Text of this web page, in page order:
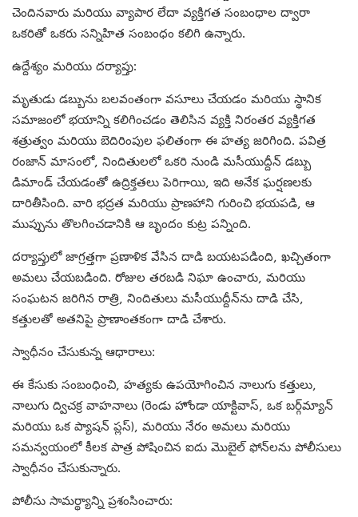
చెందినవారు మరియు వ్యాపార లేదా వ్యక్తిగత సంబంధాల ద్వారా
ఒకరితో ఒకరు సన్నిహిత సంబంధం కలిగి ఉన్నారు.
ఉద్దేశ్యం మరియు దర్యాప్తు:
మృతుడు డబ్బును బలవంతంగా వసూలు చేయడం మరియు స్థానిక
సమాజంలో భయాన్ని కలిగించడం తెలిసిన వ్యక్తి నిరంతర వ్యక్తిగత
శత్రుత్వం మరియు బెదిరింపుల ఫలితంగా ఈ హత్య జరిగింది. పవిత్ర
రంజాన్ మాసంలో, నిందితులలో ఒకరి నుండి మసీయుద్దీన్ డబ్బు
డిమాండ్ చేయడంతో ఉద్రిక్తతలు పెరిగాయి, ఇది అనేక ఘర్షణలకు
దారితీసింది. వారి భద్రత మరియు ప్రాణహాని గురించి భయపడి, ఆ
ముప్పును తొలగించడానికి ఆ బృందం కుట్ర పన్నింది.
దర్యాప్తులో జాగ్రత్తగా ప్రణాళిక వేసిన దాడి బయటపడింది, ఖచ్చితంగా
అమలు చేయబడింది. రోజుల తరబడి నిఘా ఉంచారు, మరియు
సంఘటన జరిగిన రాత్రి, నిందితులు మసీయుద్దీన్‌ను దాడి చేసి,
కత్తులతో అతనిపై ప్రాణాంతకంగా దాడి చేశారు.
స్వాధీనం చేసుకున్న ఆధారాలు:
ఈ కేసుకు సంబంధించి, హత్యకు ఉపయోగించిన నాలుగు కత్తులు,
నాలుగు ద్విచక్ర వాహనాలు (రెండు హోండా యాక్టివాస్, ఒక బర్గ్‌మ్యాన్
మరియు ఒక ప్యాషన్ ప్లస్), మరియు నేరం అమలు మరియు
సమన్వయంలో కీలక పాత్ర పోషించిన ఐదు మొబైల్ ఫోన్‌లను పోలీసులు
స్వాధీనం చేసుకున్నారు.
పోలీసు సామర్థ్యాన్ని ప్రశంసించారు: